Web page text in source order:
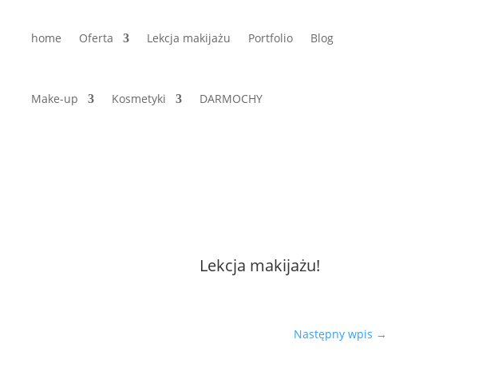
home Oferta Lekcja makijażu Portfolio Blog
Make-up Kosmetyki DARMOCHY
Lekcja makijażu!
Następny wpis →